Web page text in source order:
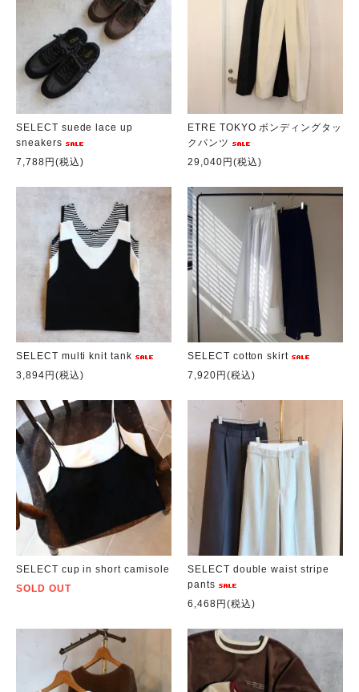
SELECT suede lace up
sneakers
7,788円(税込)
ETRE TOKYO ボンディングタッ
クパンツ
29,040円(税込)
SELECT multi knit tank
3,894円(税込)
SELECT cotton skirt
7,920円(税込)
SELECT cup in short camisole
SOLD OUT
SELECT double waist stripe
pants
6,468円(税込)